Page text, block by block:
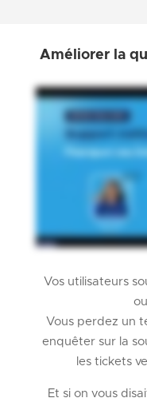
Améliorer la
Vos utilisateurs
Vous perdez un
enquêter sur la
les tickets
Et si on vous